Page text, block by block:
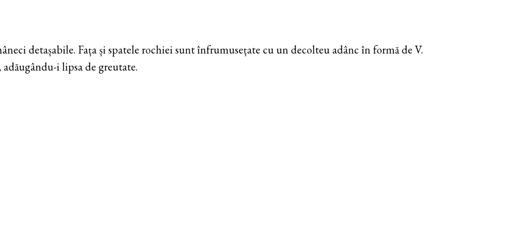
detașabile. Fața și spatele rochiei sunt înfrumusețate cu un decolteu adânc în formă de V.
i lipsa de greutate.